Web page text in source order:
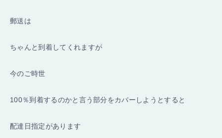
郵送は
ちゃんと到着してくれますが
今のご時世
100％到着するのかと言う部分をカバーしようとすると
配達日指定があります